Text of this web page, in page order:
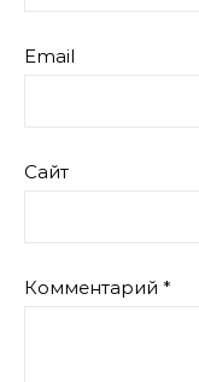
Email
Сайт
Комментарий *